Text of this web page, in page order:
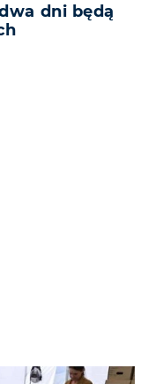
dni będą